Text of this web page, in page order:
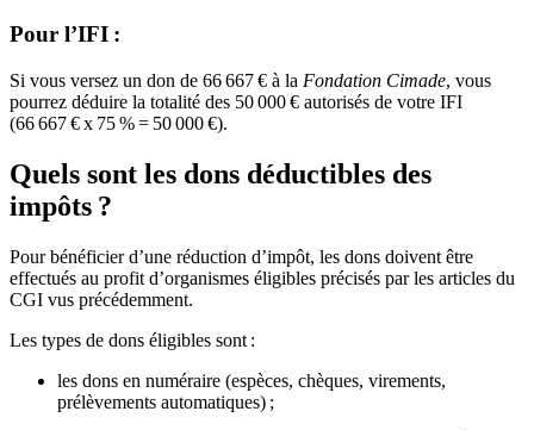
Pour l’IFI :
Si vous versez un don de 66 667 € à la Fondation Cimade, vous
pourrez déduire la totalité des 50 000 € autorisés de votre IFI
(66 667 € x 75 % = 50 000 €).
Quels sont les dons déductibles des
impôts ?
Pour bénéficier d’une réduction d’impôt, les dons doivent être
effectués au profit d’organismes éligibles précisés par les articles du
CGI vus précédemment.
Les types de dons éligibles sont :
les dons en numéraire (espèces, chèques, virements,
prélèvements automatiques) ;